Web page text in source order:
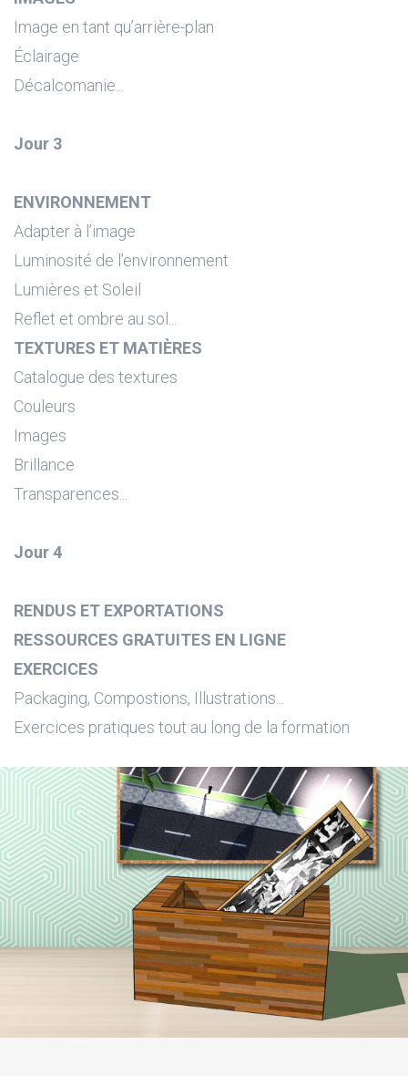
Image en tant qu’arrière-plan
Éclairage
Décalcomanie...
Jour 3
ENVIRONNEMENT
Adapter à l’image
Luminosité de l’environnement
Lumières et Soleil
Reflet et ombre au sol...
TEXTURES ET MATIÈRES
Catalogue des textures
Couleurs
Images
Brillance
Transparences...
Jour 4
RENDUS ET EXPORTATIONS
RESSOURCES GRATUITES EN LIGNE
EXERCICES
Packaging, Compostions, Illustrations...
Exercices pratiques tout au long de la formation